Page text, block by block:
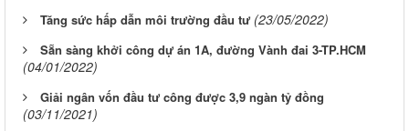
Tăng sức hấp dẫn môi trường đầu tư (23/05/2022)
Sẵn sàng khởi công dự án 1A, đường Vành đai 3-TP.HCM
(04/01/2022)
Giải ngân vốn đầu tư công được 3,9 ngàn tỷ đồng
(03/11/2021)